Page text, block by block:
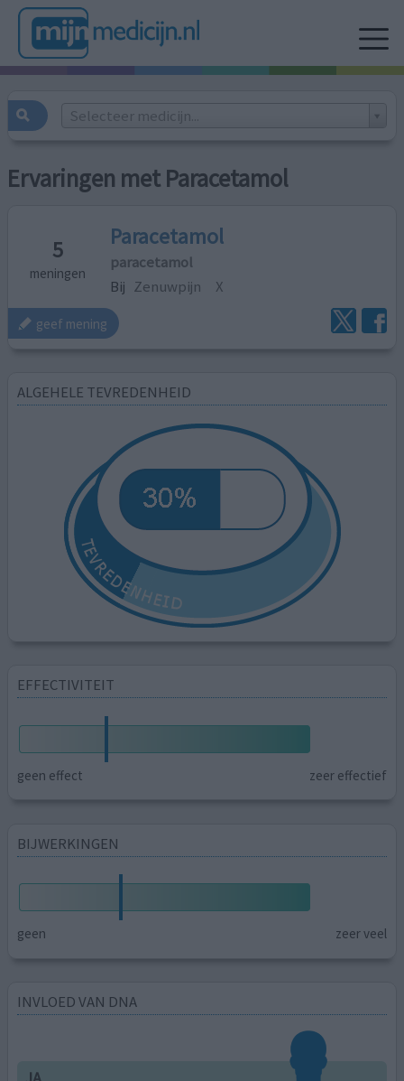
Selecteer medicijn...
Ervaringen met Paracetamol
5
meningen
Paracetamol
paracetamol
Bij Zenuwpijn X
geef mening
ALGEHELE TEVREDENHEID
EFFECTIVITEIT
geen effect zeer effectief
BIJWERKINGEN
geen zeer veel
INVLOED VAN DNA